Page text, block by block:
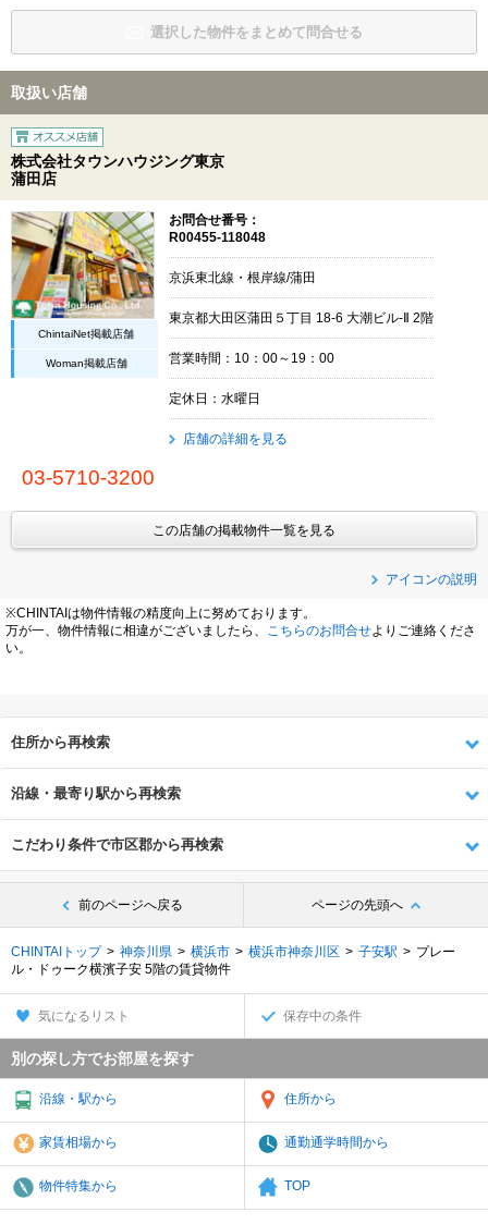
選択した物件をまとめて問合せる
取扱い店舗
株式会社タウンハウジング東京
蒲田店
ChintaiNet掲載店舗
Woman掲載店舗
お問合せ番号：
R00455-118048
京浜東北線・根岸線/蒲田
東京都大田区蒲田５丁目 18-6 大潮ビル-Ⅱ 2階
営業時間：10：00～19：00
定休日：水曜日
店舗の詳細を見る
03-5710-3200
この店舗の掲載物件一覧を見る
アイコンの説明
※CHINTAIは物件情報の精度向上に努めております。
万が一、物件情報に相違がございましたら、
こちらのお問合せよりご連絡くださ
い。
住所から再検索
沿線・最寄り駅から再検索
こだわり条件で市区郡から再検索
前のページへ戻る ページの先頭へ
CHINTAIトップ 神奈川県 横浜市 横浜市神奈川区 子安駅
プレー
ル・ドゥーク横濱子安 5階の賃貸物件
気になるリスト 保存中の条件
別の探し方でお部屋を探す
沿線・駅から 住所から
家賃相場から 通勤通学時間から
物件特集から TOP